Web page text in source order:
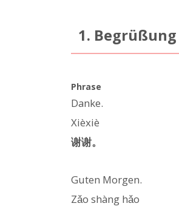
1. Begrüßung
Phrase
Danke.
Xièxiè
谢谢。
Guten Morgen.
Zǎo shàng hǎo